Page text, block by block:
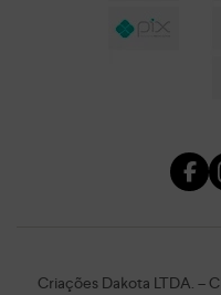
Criações Dakota LTDA. –